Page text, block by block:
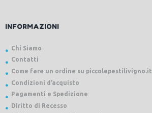
INFORMAZIONI
Chi Siamo
Contatti
Come fare un ordine su piccolepestilivigno.it
Condizioni d’acquisto
Pagamenti e Spedizione
Diritto di Recesso